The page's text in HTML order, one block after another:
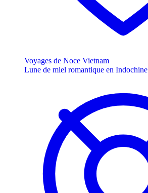
Voyages de Noce Vietnam
Lune de miel romantique en Indochine